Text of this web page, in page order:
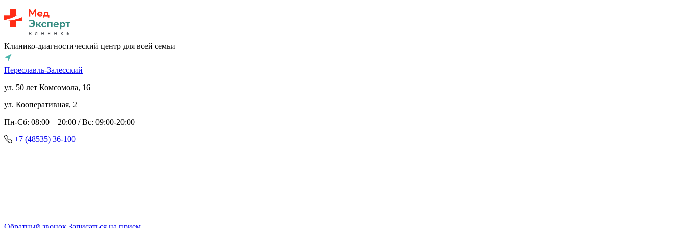
Клинико-диагностический центр для всей семьи
Переславль-Залесский
ул. 50 лет Комсомола, 16
ул. Кооперативная, 2
Пн-Сб: 08:00 – 20:00 / Вс: 09:00-20:00
+7 (48535) 36-100